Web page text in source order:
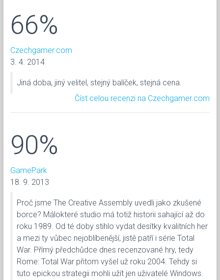
66%
Czechgamer.com
3. 4. 2014
Jiná doba, jiný velitel, stejný balíček, stejná cena.
Číst celou recenzi na Czechgamer.com
90%
GamePark
18. 9. 2013
Proč jsme The Creative Assembly uvedli jako zkušené
borce? Málokteré studio má totiž historii sahající až do
roku 1989. Od té doby stihlo vydat desítky kvalitních her
a mezi ty vůbec nejoblíbenější, jistě patří i série Total
War. Přímý předchůdce dnes recenzované hry, tedy
Rome: Total War přitom vyšel už roku 2004. Tehdy si
tuto epickou strategii mohli užít jen uživatelé Windows.